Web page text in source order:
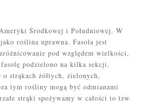
Środkowej i Południowej. W
roślina uprawna. Fasola jest
pod względem wielkości,
podzielono na kilka sekcji.
strąkach żółtych, zielonych,
tym rośliny mogą być odmianami
strąki spożywamy w całości to tzw.